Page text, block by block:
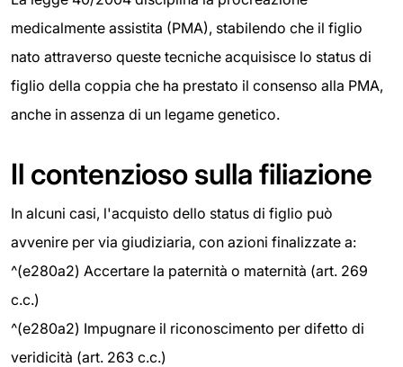
medicalmente assistita (PMA), stabilendo che il figlio
nato attraverso queste tecniche acquisisce lo status di
figlio della coppia che ha prestato il consenso alla PMA,
anche in assenza di un legame genetico.
Il contenzioso sulla filiazione
In alcuni casi, l'acquisto dello status di figlio può
avvenire per via giudiziaria, con azioni finalizzate a:
^(e280a2) Accertare la paternità o maternità (art. 269
c.c.)
^(e280a2) Impugnare il riconoscimento per difetto di
veridicità (art. 263 c.c.)